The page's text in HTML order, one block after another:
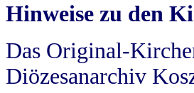
Hinweise zu den
Das Original-
Diözesanarchiv